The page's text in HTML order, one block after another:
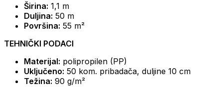
Širina: 1,1 m
Duljina: 50 m
Površina: 55 m²
TEHNIČKI PODACI
Materijal: polipropilen (PP)
Uključeno: 50 kom. pribadača, duljine 10 cm
Težina: 90 g/m²